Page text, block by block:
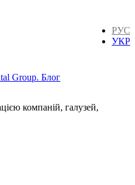
Group. Блог
РУС
УКР
компаній, галузей,